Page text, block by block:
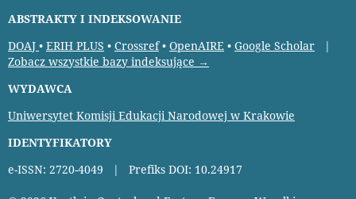
ABSTRAKTY I INDEKSOWANIE
DOAJ • ERIH PLUS • Crossref• OpenAIRE • Google Scholar |
Zobacz wszystkie bazy indeksujące →
WYDAWCA
Uniwersytet Komisji Edukacji Narodowej w Krakowie
IDENTYFIKATORY
e-ISSN: 2720-4049 | Prefiks DOI: 10.24917